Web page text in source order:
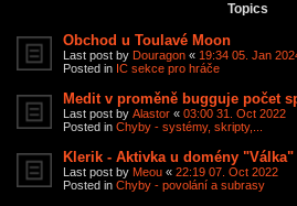
Topics
Obchod u Toulavé Moon
Last post by Douragon « 19:34 05. Jan
Posted in IC sekce pro hráče
Medit v proměně bugguje počet
Last post by Alastor « 03:00 31. Oct 2022
Posted in Chyby - systémy, skripty,...
Klerik - Aktivka u domény "Válka"
Last post by Meou « 22:19 07. Oct 2022
Posted in Chyby - povolání a subrasy